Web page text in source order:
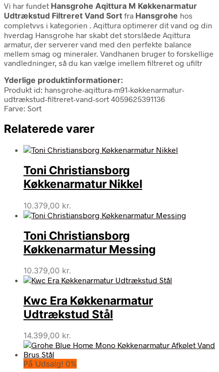
Vi har fundet Hansgrohe Aqittura M Køkkenarmatur
Udtrækstud Filtreret Vand Sort fra Hansgrohe hos
completvvs i kategorien . Aqittura optimerer dit vand og din
hverdag Hansgrohe har skabt det storslåede Aqittura
armatur, der serverer vand med den perfekte balance
mellem smag og mineraler. Vandhanen bruger to forskellige
vandledninger, så du kan vælge imellem filtreret og ufiltr
Yderlige produktinformationer:
Produkt id: hansgrohe-aqittura-m91-køkkenarmatur-
udtrækstud-filtreret-vand-sort 4059625391136
Farve: Sort
Relaterede varer
Toni Christiansborg
Køkkenarmatur Nikkel
10.379,00 kr.
Toni Christiansborg
Køkkenarmatur Messing
10.379,00 kr.
Kwc Era Køkkenarmatur
Udtrækstud Stål
14.399,00 kr.
På Udsalg! 0%